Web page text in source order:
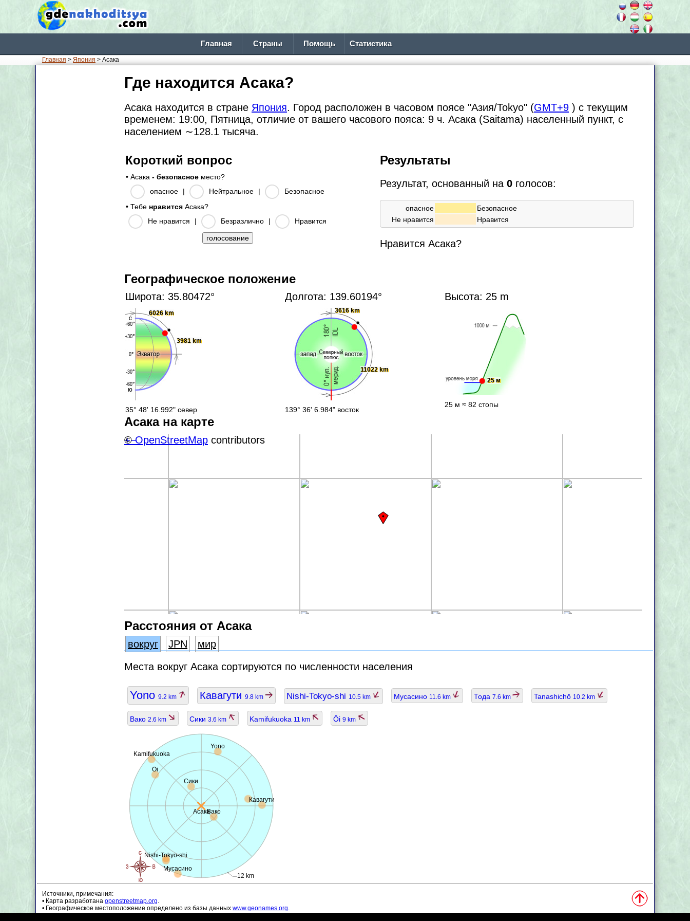
Главная Страны Помощь Статистика
Главная > Япония > Асака
Где находится Асака?
Асака находится в стране Япония. Город расположен в часовом поясе "Азия/Tokyo" (GMT+9 ) с текущим
временем: 19:00, Пятница, отличие от вашего часового пояса: 9 ч. Асака (Saitama) населенный пункт, с
населением ∼128.1 тысяча.
Короткий вопрос
• Асака - безопасное место?
опасное
| Нейтральное |
Безопасное
• Тебе нравится Асака?
Не нравится
| Безразлично | Нравится
Результаты
Результат, основанный на0 голосов:
опасное
Безопасное
Не нравится
Нравится
Нравится Асака?
Географическое положение
Широта: 35.80472°
6026 km
3981 km
35° 48' 16.992" север
Долгота: 139.60194°
11022 km
3616 km
139° 36' 6.984" восток
Высота: 25 m
25 м
25 м ≈ 82 стопы
Асака на карте
+−
©OpenStreetMap contributors
Расстояния от Асака
вокруг JPN
мир
Места вокруг Асака сортируются по численности населения
Yono 9.2 km Кавагути 9.8 km Nishi-Tokyo-shi 10.5 km Мусасино 11.6 km Тода 7.6 km Tanashichō 10.2 km
Вако 2.6 km Сики 3.6 km Kamifukuoka 11 km Ōi 9 km
Асака
12 km
Yono
Кавагути
Nishi-Tokyo-shi
Мусасино
Вако
Сики
Kamifukuoka
Ōi
Источники, примечания:
• Карта разработана openstreetmap.org.
• Географическое местоположение определено из базы данных www.geonames.org.